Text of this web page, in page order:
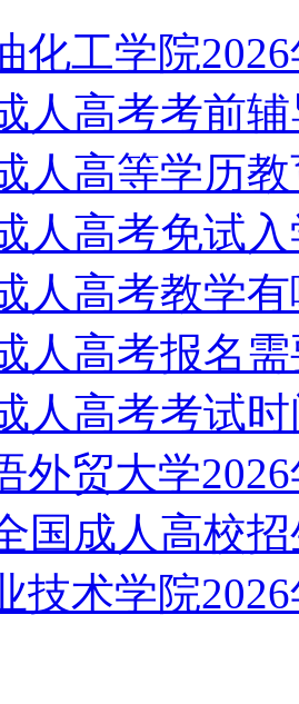
化工学院
人高考考前
人高等学历
人高考免试
人高考教学
人高考报名
人高考考试
外贸大学
国成人高校
技术学院